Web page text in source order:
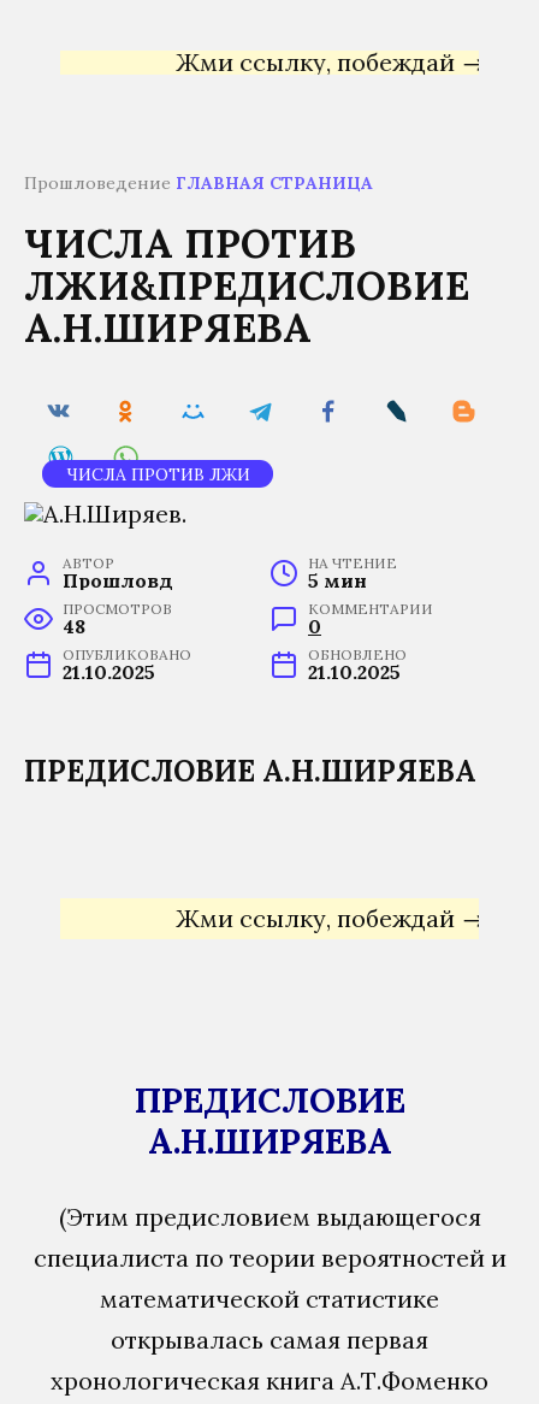
Жми ссылку, побеждай →Яндекс
Прошловедение ГЛАВНАЯ СТРАНИЦА
ЧИСЛА ПРОТИВ
ЛЖИ&ПРЕДИСЛОВИЕ
А.Н.ШИРЯЕВА
ЧИСЛА ПРОТИВ ЛЖИ
АВТОР
Прошловѣд
НА ЧТЕНИЕ
5 мин
ПРОСМОТРОВ
48
КОММЕНТАРИИ
0
ОПУБЛИКОВАНО
21.10.2025
ОБНОВЛЕНО
21.10.2025
ПРЕДИСЛОВИЕ А.Н.ШИРЯЕВА
Жми ссылку, побеждай →Яндекс
ПРЕДИСЛОВИЕ
А.Н.ШИРЯЕВА
(Этим предисловием выдающегося
специалиста по теории вероятностей и
математической статистике
открывалась самая первая
хронологическая книга А.Т.Фоменко